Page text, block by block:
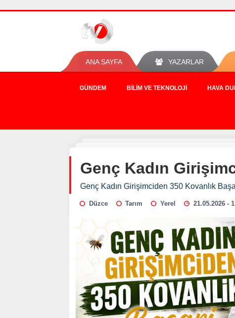
ANA SAYFA YAZARLAR
GÜNDEM BILIM VE TEKNOLOJI HAVA
Genç Kadın
Genç Kadın Girişimciden 350 Kovanlık
Düzce Tarım Yerel 21.05.2026 -